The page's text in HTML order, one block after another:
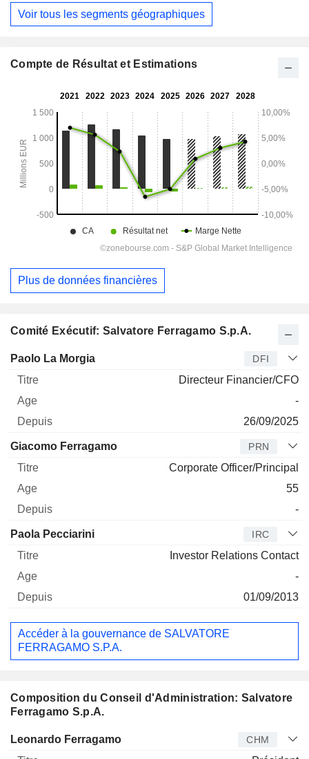
Voir tous les segments géographiques
Comité Exécutif: Salvatore Ferragamo S.p.A.
Dirigeant Titre Age
Paolo La Morgia DFI
Directeur Financier/CFO
-
26/09/2025
Giacomo Ferragamo PRN
Corporate Officer/Principal
55
-
Paola Pecciarini IRC
Investor Relations Contact
-
01/09/2013
Accéder à la gouvernance de SALVATORE
FERRAGAMO S.P.A.
Composition du Conseil d'Administration: Salvatore
Ferragamo S.p.A.
Administrateur Titre Age
Leonardo Ferragamo CHM
Compte de Résultat et Estimations
Plus de données financières